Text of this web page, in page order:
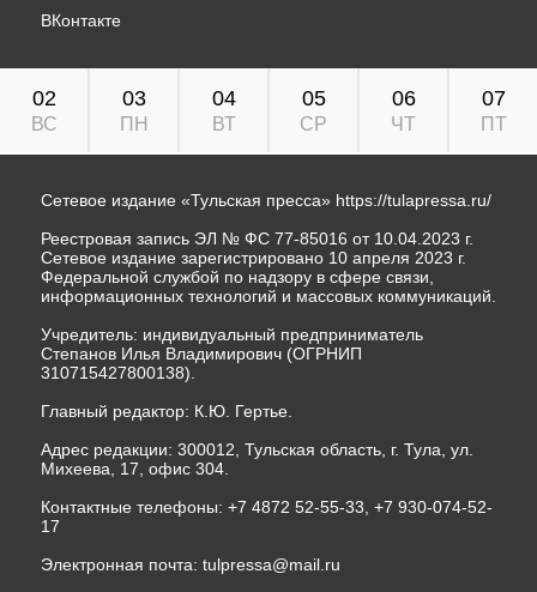
ВКонтакте
02
ВС
03
ПН
04
ВТ
05
СР
06
ЧТ
07
ПТ
Сетевое издание «Тульская пресса» https://tulapressa.ru/
Реестровая запись ЭЛ № ФС 77-85016 от 10.04.2023 г.
Сетевое издание зарегистрировано 10 апреля 2023 г.
Федеральной службой по надзору в сфере связи,
информационных технологий и массовых коммуникаций.
Учредитель: индивидуальный предприниматель
Степанов Илья Владимирович (ОГРНИП
310715427800138).
Главный редактор: К.Ю. Гертье.
Адрес редакции: 300012, Тульская область, г. Тула, ул.
Михеева, 17, офис 304.
Контактные телефоны: +7 4872 52-55-33, +7 930-074-52-
17
Электронная почта: tulpressa@mail.ru